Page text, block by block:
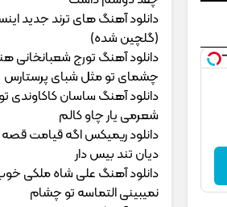
دانلود آهنگ های ترند جدید
(گلچین شده)
دانلود آهنگ تورج شعبانخانی
چشمای تو مثل شبای پرستارس
دانلود آهنگ ساسان کاکاوندی
شعرمی یار چاو کالم
دانلود ریمیکس اگه قیامت
دیان تند بیس دار
دانلود آهنگ علی شاه ملکی
نمیبینی التماسه تو چشام